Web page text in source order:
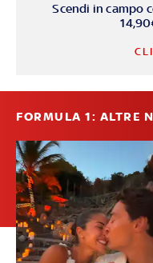
Scendi in campo
FORMULA 1: ALTRE